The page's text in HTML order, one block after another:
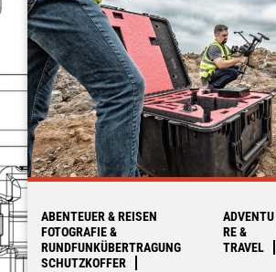
ABENTEUER & REISEN
FOTOGRAFIE &
RUNDFUNKÜBERTRAGUNG
SCHUTZKOFFER
ADVENTU
RE &
TRAVEL